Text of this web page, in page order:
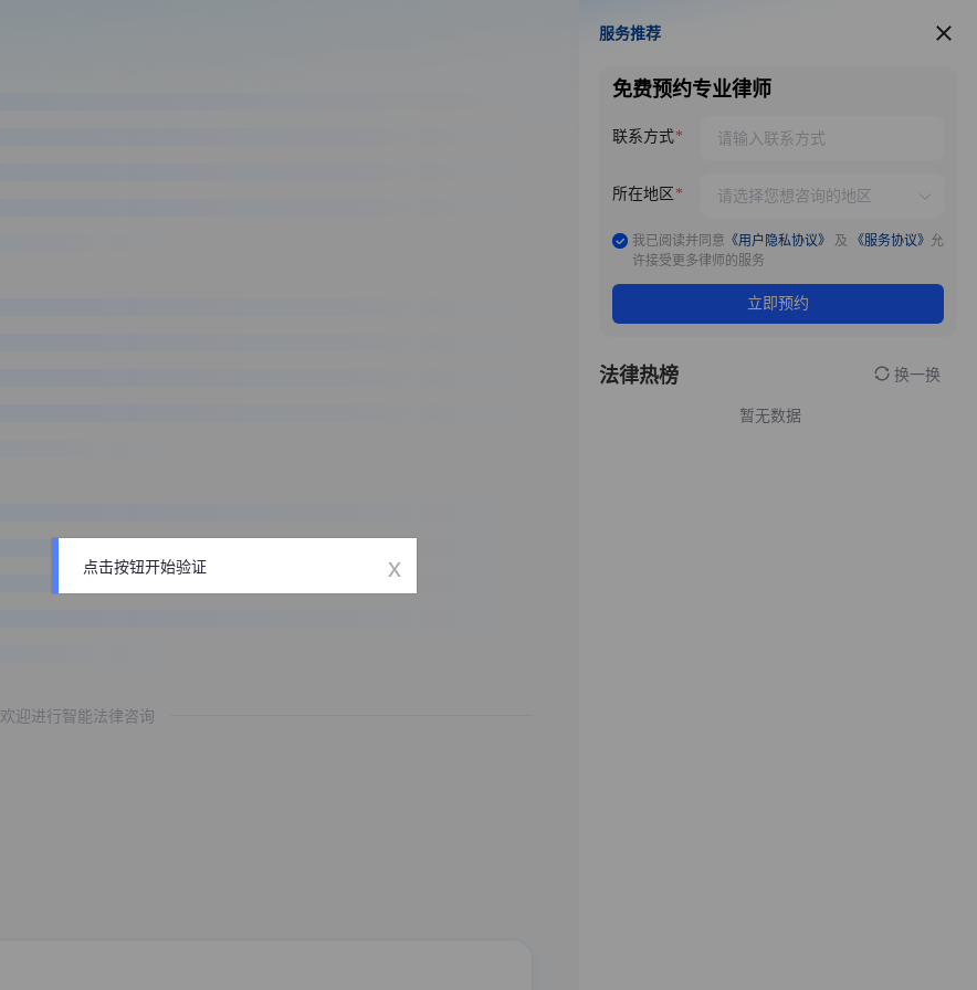
欢迎进行智能法律咨询
服务推荐
服务推荐
免费预约专业律师
联系方式
所在地区
我已阅读并同意 《用户隐私协议》 及 《服务协议》 允
许接受更多律师的服务
立即预约
法律热榜 换一换
暂无数据
点击按钮开始验证 x